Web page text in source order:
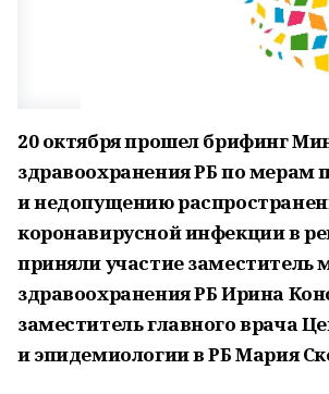
20 октября прошел брифинг
здравоохранения РБ по мерам
и недопущению
коронавирусной инфекции в
приняли участие заместитель
здравоохранения РБ Ирина
заместитель главного врача
и эпидемиологии в РБ Мария